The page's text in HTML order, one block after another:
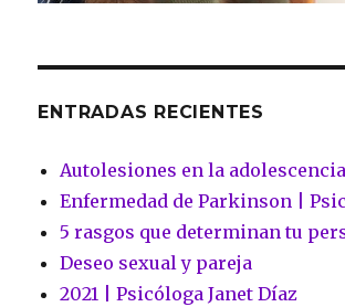
ENTRADAS RECIENTES
Autolesiones en la adolescencia
Enfermedad de Parkinson |
5 rasgos que determinan tu
Deseo sexual y pareja
2021 | Psicóloga Janet Díaz